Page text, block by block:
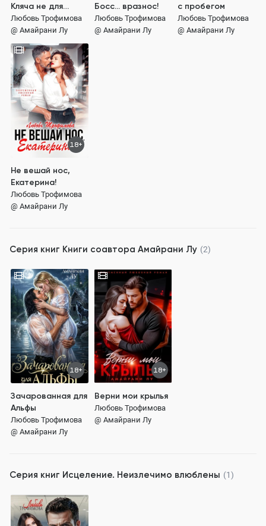
Кляча не для
принца
Любовь Трофимова
@ Амайрани Лу
Босс... вразнос!
Любовь Трофимова
@ Амайрани Лу
с пробегом
Любовь Трофимова
@ Амайрани Лу
18+
Не вешай нос,
Екатерина!
Любовь Трофимова
@ Амайрани Лу
Серия книг Книги соавтора Амайрани Лу (2)
18+
Зачарованная для
Альфы
Любовь Трофимова
@ Амайрани Лу
18+
Верни мои крылья
Любовь Трофимова
@ Амайрани Лу
Серия книг Исцеление. Неизлечимо влюблены (1)